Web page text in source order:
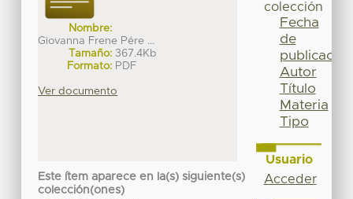
Nombre:
Giovanna Frene Pére ...
Tamaño: 367.4Kb
Formato: PDF
Ver documento
Este ítem aparece en la(s) siguiente(s)
colección(ones)
colección
Fecha
de
publicación
Autor
Título
Materia
Tipo
Usuario
Acceder